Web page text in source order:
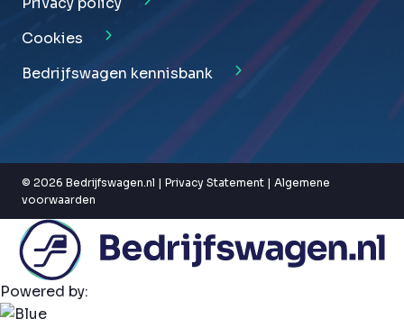
Cookies
Bedrijfswagen kennisbank
© 2026 Bedrijfswagen.nl | Privacy Statement | Algemene
voorwaarden
Powered by: